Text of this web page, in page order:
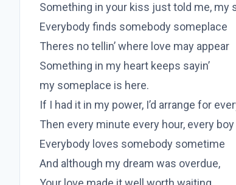
Something in your kiss just told me, my
Everybody finds somebody someplace
Theres no tellin’ where love may appear
Something in my heart keeps sayin’
my someplace is here.
If I had it in my power, I’d arrange for
Then every minute every hour, every
Everybody loves somebody sometime
And although my dream was overdue,